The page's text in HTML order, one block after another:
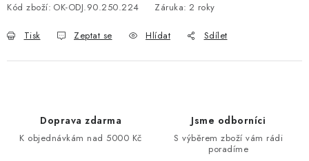
Kód zboží: OK-ODJ.90.250.224 Záruka: 2 roky
Tisk Zeptat se Hlídat Sdílet
Doprava zdarma
K objednávkám nad 5000 Kč
Jsme odborníci
S výběrem zboží vám rádi
poradíme